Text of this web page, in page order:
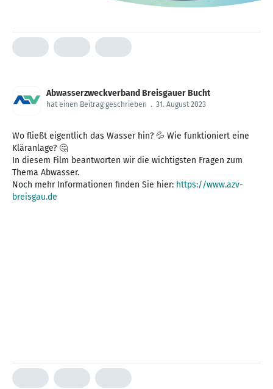
Abwasserzweckverband Breisgauer Bucht
hat einen Beitrag geschrieben . 31. August 2023
Wo fließt eigentlich das Wasser hin? 💦 Wie funktioniert eine
Kläranlage? 🤔
In diesem Film beantworten wir die wichtigsten Fragen zum
Thema Abwasser.
Noch mehr Informationen finden Sie hier: https://www.azv-
breisgau.de